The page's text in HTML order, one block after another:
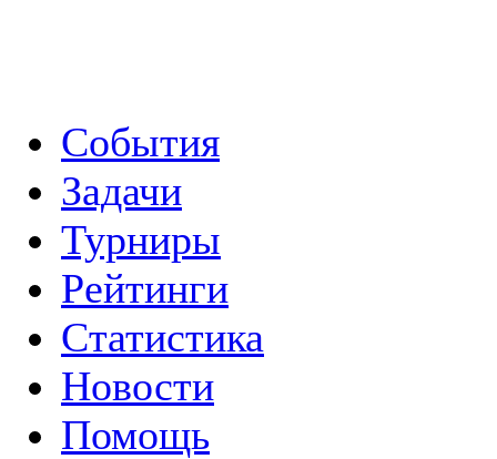
События
Задачи
Турниры
Рейтинги
Статистика
Новости
Помощь